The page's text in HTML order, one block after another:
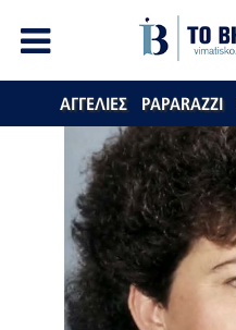
ΑΓΓΕΛΙΕΣ PAPARAZZI